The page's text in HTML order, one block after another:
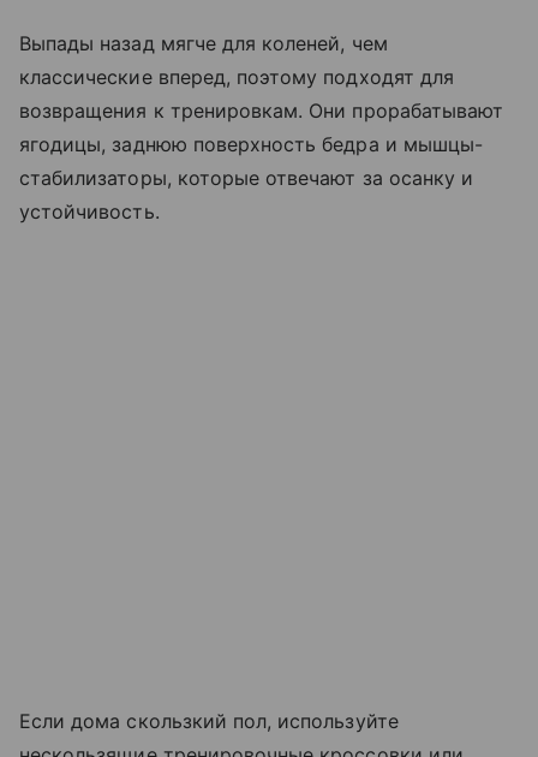
Выпады назад мягче для коленей, чем
классические вперед, поэтому подходят для
возвращения к тренировкам. Они прорабатывают
ягодицы, заднюю поверхность бедра и мышцы-
стабилизаторы, которые отвечают за осанку и
устойчивость.
Если дома скользкий пол, используйте